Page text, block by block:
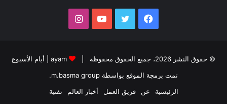
فيسبوك تويتر يوتيوبانستقرام
© حقوق النشر 2026، جميع الحقوق محفوظة | ayam
أيام الأسبوع
تمت برمجة الموقع بواسطة m.basma group
.
الرئيسية
عن فريق العمل أخبار العالم تقنية